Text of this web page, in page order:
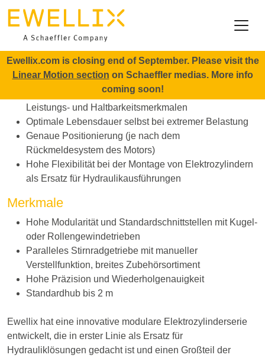
Ewellix.com is closing end of September. Please visit the
Linear Motion section on Schaeffler medias. More info
coming soon!
Startseite Produkte Hochleistungs-Aktuatoren
CASM-100
Vorteile
Breites Anwendungsspektrum mit unterschiedlichen
Leistungs- und Haltbarkeitsmerkmalen
Optimale Lebensdauer selbst bei extremer Belastung
Genaue Positionierung (je nach dem
Rückmeldesystem des Motors)
Hohe Flexibilität bei der Montage von Elektrozylindern
als Ersatz für Hydraulikausführungen
Merkmale
Hohe Modularität und Standardschnittstellen mit Kugel-
oder Rollengewindetrieben
Paralleles Stirnradgetriebe mit manueller
Verstellfunktion, breites Zubehörsortiment
Hohe Präzision und Wiederholgenauigkeit
Standardhub bis 2 m
Ewellix hat eine innovative modulare Elektrozylinderserie
entwickelt, die in erster Linie als Ersatz für
Hydrauliklösungen gedacht ist und einen Großteil der